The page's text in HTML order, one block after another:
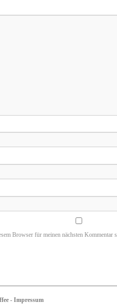
Browser für meinen nächsten Kommentar
- Impressum